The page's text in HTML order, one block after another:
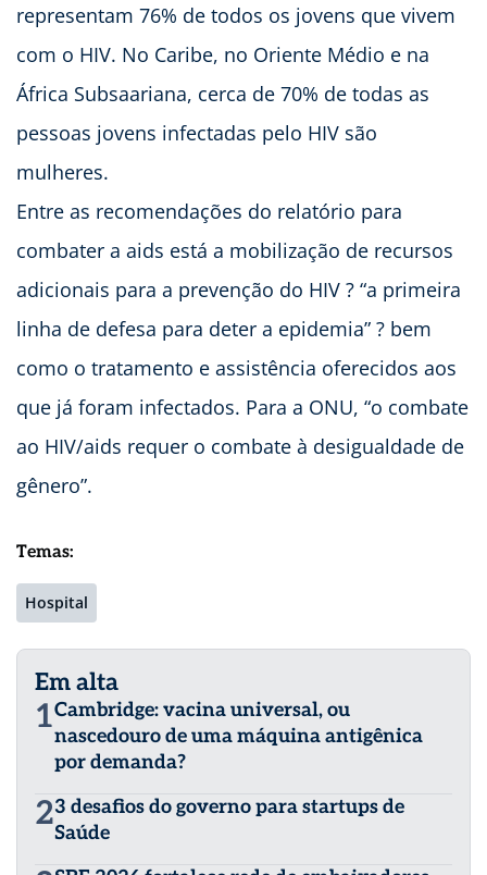
representam 76% de todos os jovens que vivem
com o HIV. No Caribe, no Oriente Médio e na
África Subsaariana, cerca de 70% de todas as
pessoas jovens infectadas pelo HIV são
mulheres.
Entre as recomendações do relatório para
combater a aids está a mobilização de recursos
adicionais para a prevenção do HIV ? “a primeira
linha de defesa para deter a epidemia” ? bem
como o tratamento e assistência oferecidos aos
que já foram infectados. Para a ONU, “o combate
ao HIV/aids requer o combate à desigualdade de
gênero”.
Temas:
Hospital
Em alta
1Cambridge: vacina universal, ou
nascedouro de uma máquina antigênica
por demanda?
23 desafios do governo para startups de
Saúde